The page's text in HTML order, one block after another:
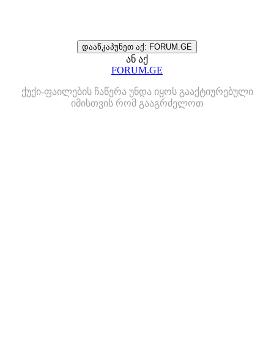
დააწკაპუნეთ აქ: FORUM.GE
ან აქ
FORUM.GE
ქუქი-ფაილების ჩაწერა უნდა იყოს გააქტიურებული
იმისთვის რომ გააგრძელოთ